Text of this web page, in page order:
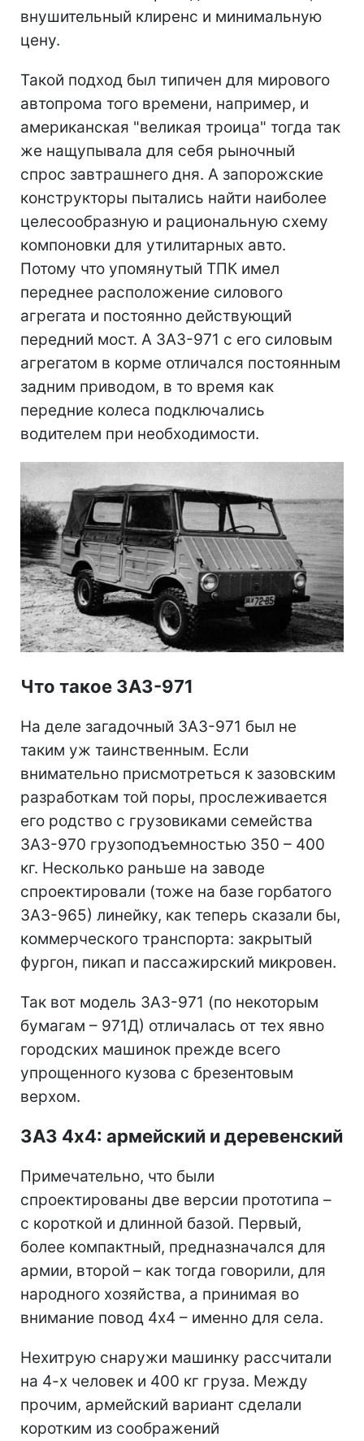
внушительный клиренс и минимальную
цену.
Такой подход был типичен для мирового
автопрома того времени, например, и
американская "великая троица" тогда так
же нащупывала для себя рыночный
спрос завтрашнего дня. А запорожские
конструкторы пытались найти наиболее
целесообразную и рациональную схему
компоновки для утилитарных авто.
Потому что упомянутый ТПК имел
переднее расположение силового
агрегата и постоянно действующий
передний мост. А ЗАЗ-971 с его силовым
агрегатом в корме отличался постоянным
задним приводом, в то время как
передние колеса подключались
водителем при необходимости.
Что такое ЗАЗ-971
На деле загадочный ЗАЗ-971 был не
таким уж таинственным. Если
внимательно присмотреться к зазовским
разработкам той поры, прослеживается
его родство с грузовиками семейства
ЗАЗ-970 грузоподъемностью 350 – 400
кг. Несколько раньше на заводе
спроектировали (тоже на базе горбатого
ЗАЗ-965) линейку, как теперь сказали бы,
коммерческого транспорта: закрытый
фургон, пикап и пассажирский микровен.
Так вот модель ЗАЗ-971 (по некоторым
бумагам – 971Д) отличалась от тех явно
городских машинок прежде всего
упрощенного кузова с брезентовым
верхом.
ЗАЗ 4х4: армейский и деревенский
Примечательно, что были
спроектированы две версии прототипа –
с короткой и длинной базой. Первый,
более компактный, предназначался для
армии, второй – как тогда говорили, для
народного хозяйства, а принимая во
внимание повод 4х4 – именно для села.
Нехитрую снаружи машинку рассчитали
на 4-х человек и 400 кг груза. Между
прочим, армейский вариант сделали
коротким из соображений